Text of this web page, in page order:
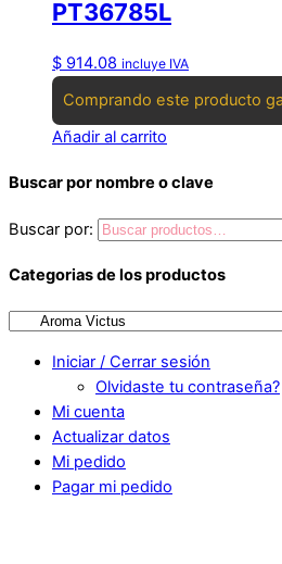
PT36785L
$ 914.08 incluye IVA
Comprando este producto
Añadir al carrito
Buscar por nombre o clave
Buscar por:
Categorias de los productos
Iniciar / Cerrar sesión
Olvidaste tu contraseña?
Mi cuenta
Actualizar datos
Mi pedido
Pagar mi pedido